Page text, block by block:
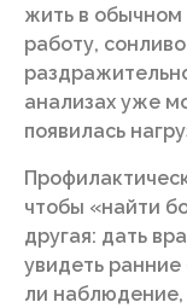
жить в обычном
работу,
анализах уже
появилась
чтобы «найти
другая: дать
увидеть ранние
ли наблюдение,